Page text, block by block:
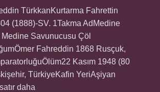
TürkkanKurtarma Fahrettin
(1888)-SV. 1Takma AdMedine
Medine Savunucusu Çöl
Fahreddin 1868 Rusçuk,
Kasım 1948 (80
TürkiyeKafin YeriAşiyan
daha